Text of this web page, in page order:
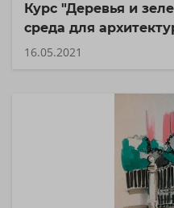
Курс "Деревья и
среда для
16.05.2021